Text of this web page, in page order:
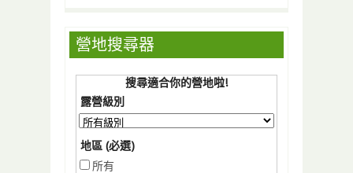
營地搜尋器
搜尋適合你的營地啦!
露營級別
地區 (必選)
所有